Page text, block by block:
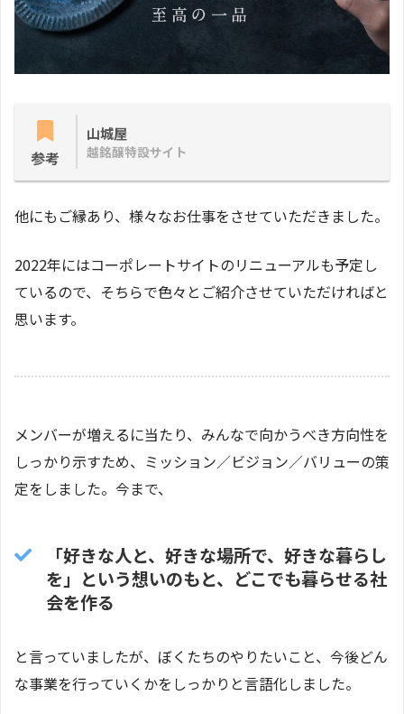
参考
山城屋
越銘醸特設サイト
他にもご縁あり、様々なお仕事をさせていただきました。
2022年にはコーポレートサイトのリニューアルも予定し
ているので、そちらで色々とご紹介させていただければと
思います。
メンバーが増えるに当たり、みんなで向かうべき方向性を
しっかり示すため、ミッション／ビジョン／バリューの策
定をしました。今まで、
「好きな人と、好きな場所で、好きな暮らし
を」という想いのもと、どこでも暮らせる社
会を作る
と言っていましたが、ぼくたちのやりたいこと、今後どん
な事業を行っていくかをしっかりと言語化しました。